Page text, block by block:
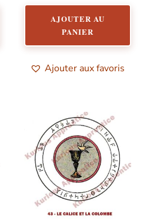
AJOUTER AU
PANIER
Ajouter aux favoris